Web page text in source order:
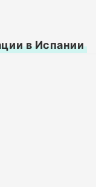
в Испании